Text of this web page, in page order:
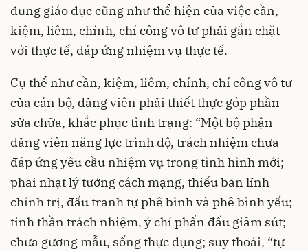
dung giáo dục cũng như thể hiện của việc cần,
kiệm, liêm, chính, chí công vô tư phải gắn chặt
với thực tế, đáp ứng nhiệm vụ thực tế.
Cụ thể như cần, kiệm, liêm, chính, chí công vô tư
của cán bộ, đảng viên phải thiết thực góp phần
sửa chữa, khắc phục tình trạng: “Một bộ phận
đảng viên năng lực trình độ, trách nhiệm chưa
đáp ứng yêu cầu nhiệm vụ trong tình hình mới;
phai nhạt lý tưởng cách mạng, thiếu bản lĩnh
chính trị, đấu tranh tự phê bình và phê bình yếu;
tinh thần trách nhiệm, ý chí phấn đấu giảm sút;
chưa gương mẫu, sống thực dụng; suy thoái, “tự